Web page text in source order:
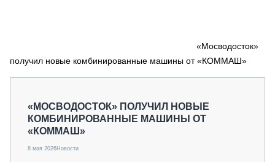
СПЕЦПРОЕКТЫ
О ПРОЕКТЕ
«Мосводосток»
получил новые комбинированные машины от «КОММАШ»
«МОСВОДОСТОК» ПОЛУЧИЛ НОВЫЕ
КОМБИНИРОВАННЫЕ МАШИНЫ ОТ
«КОММАШ»
8 мая 2026Новости